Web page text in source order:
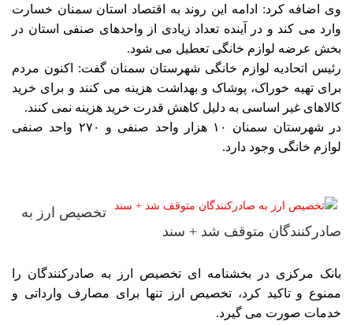
وی اضافه کرد: ادامه این روند به اقتصاد استان سمنان خسارت
وارد می کند و در آینده تعداد زیادی از واحدهای صنفی استان در
بخش عرضه لوازم خانگی تعطیل می شود.
رئیس اتحادیه لوازم خانگی شهرستان سمنان گفت: اکنون مردم
برای تهیه خوراک، پوشاک و بهداشت هزینه می کنند و برای خرید
کالاهای غیر اساسی به دلیل کاهش قدرت خرید هزینه نمی کنند.
در شهرستان سمنان ۱۰ هزار واحد صنفی و ۲۷۰ واحد صنفی
لوازم خانگی وجود دارد.
تخصیص ارز به
صادرکنندگان متوقف شد + سند
بانک مرکزی در بخشنامه ای تخصیص ارز به صادرکنندگان را
ممنوع و تاکید کرد، تخصیص ارز تنها برای مصارف وارداتی و
خدمات صورت می گیرد.